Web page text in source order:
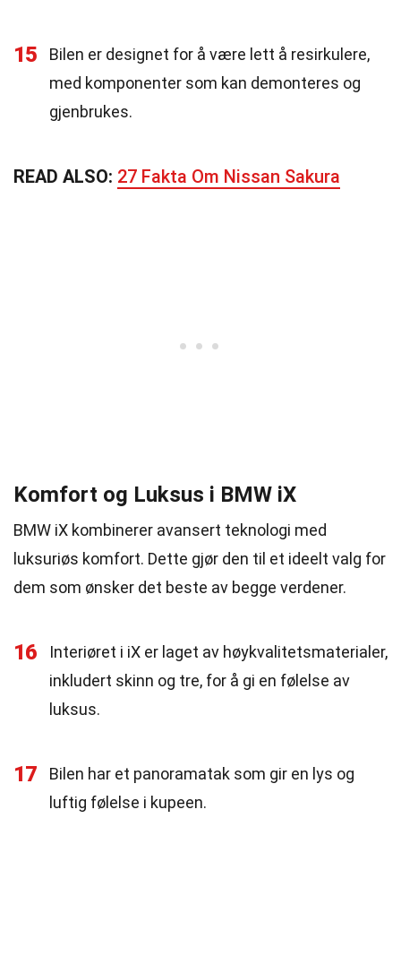
15
Bilen er designet for å være lett å resirkulere,
med komponenter som kan demonteres og
gjenbrukes.
READ ALSO: 27 Fakta Om Nissan Sakura
Komfort og Luksus i BMW iX
BMW iX kombinerer avansert teknologi med
luksuriøs komfort. Dette gjør den til et ideelt valg for
dem som ønsker det beste av begge verdener.
16
Interiøret i iX er laget av høykvalitetsmaterialer,
inkludert skinn og tre, for å gi en følelse av
luksus.
17
Bilen har et panoramatak som gir en lys og
luftig følelse i kupeen.